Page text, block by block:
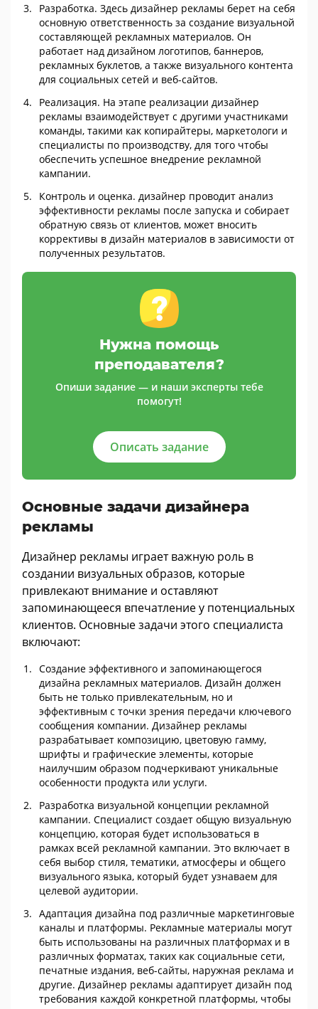
Разработка. Здесь дизайнер рекламы берет на себя
основную ответственность за создание визуальной
составляющей рекламных материалов. Он
работает над дизайном логотипов, баннеров,
рекламных буклетов, а также визуального контента
для социальных сетей и веб-сайтов.
Реализация. На этапе реализации дизайнер
рекламы взаимодействует с другими участниками
команды, такими как копирайтеры, маркетологи и
специалисты по производству, для того чтобы
обеспечить успешное внедрение рекламной
кампании.
Контроль и оценка. дизайнер проводит анализ
эффективности рекламы после запуска и собирает
обратную связь от клиентов, может вносить
коррективы в дизайн материалов в зависимости от
полученных результатов.
Нужна помощь
преподавателя?
Опиши задание — и наши эксперты тебе
помогут!
Описать задание
Основные задачи дизайнера
рекламы
Дизайнер рекламы играет важную роль в
создании визуальных образов, которые
привлекают внимание и оставляют
запоминающееся впечатление у потенциальных
клиентов. Основные задачи этого специалиста
включают:
Создание эффективного и запоминающегося
дизайна рекламных материалов. Дизайн должен
быть не только привлекательным, но и
эффективным с точки зрения передачи ключевого
сообщения компании. Дизайнер рекламы
разрабатывает композицию, цветовую гамму,
шрифты и графические элементы, которые
наилучшим образом подчеркивают уникальные
особенности продукта или услуги.
Разработка визуальной концепции рекламной
кампании. Специалист создает общую визуальную
концепцию, которая будет использоваться в
рамках всей рекламной кампании. Это включает в
себя выбор стиля, тематики, атмосферы и общего
визуального языка, который будет узнаваем для
целевой аудитории.
Адаптация дизайна под различные маркетинговые
каналы и платформы. Рекламные материалы могут
быть использованы на различных платформах и в
различных форматах, таких как социальные сети,
печатные издания, веб-сайты, наружная реклама и
другие. Дизайнер рекламы адаптирует дизайн под
требования каждой конкретной платформы, чтобы